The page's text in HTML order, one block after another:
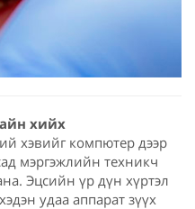
хийх
хэвийг компютер дээр
мэргэжлийн техникч
Эцсийн үр дүн хүртэл
удаа аппарат зүүх